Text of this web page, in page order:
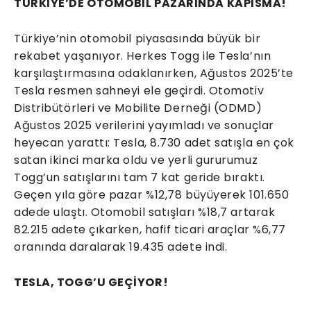
Türkiye’nin otomobil piyasasında büyük bir
rekabet yaşanıyor. Herkes Togg ile Tesla’nın
karşılaştırmasına odaklanırken, Ağustos 2025’te
Tesla resmen sahneyi ele geçirdi. Otomotiv
Distribütörleri ve Mobilite Derneği (ODMD)
Ağustos 2025 verilerini yayımladı ve sonuçlar
heyecan yarattı: Tesla, 8.730 adet satışla en çok
satan ikinci marka oldu ve yerli gururumuz
Togg’un satışlarını tam 7 kat geride bıraktı.
Geçen yıla göre pazar %12,78 büyüyerek 101.650
adede ulaştı. Otomobil satışları %18,7 artarak
82.215 adete çıkarken, hafif ticari araçlar %6,77
oranında daralarak 19.435 adete indi.
TESLA, TOGG’U GEÇİYOR!